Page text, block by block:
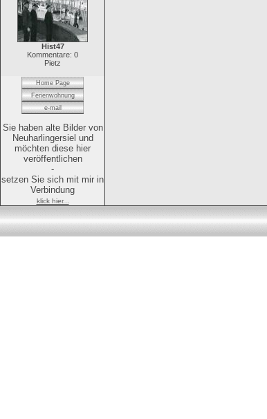
Hist47
Kommentare: 0
Pietz
Home Page
Ferienwohnung
e-mail
Sie haben alte Bilder von
Neuharlingersiel und
möchten diese hier
veröffentlichen
-
setzen Sie sich mit mir in
Verbindung
klick hier...